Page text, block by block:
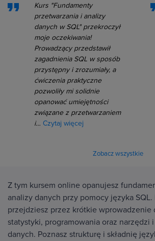
Kurs "Fundamenty
przetwarzania i analizy
danych w SQL" przekroczył
moje oczekiwania!
Prowadzący przedstawił
zagadnienia SQL w sposób
przystępny i zrozumiały, a
ćwiczenia praktyczne
pozwoliły mi solidnie
opanować umiejętności
związane z przetwarzaniem
i… Czytaj więcej
Zobacz wszystkie
Z tym kursem online opanujesz
analizy danych przy pomocy języka
przejdziesz przez krótkie wprowadzenie
statystyki, programowania oraz narzędzi
danych. Poznasz strukturę i składnię